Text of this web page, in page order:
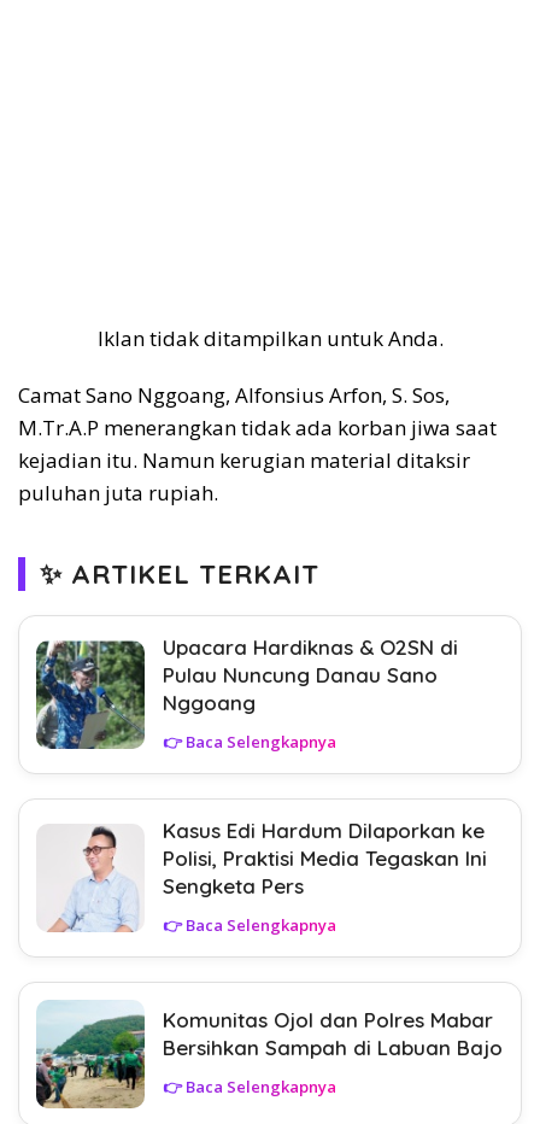
Iklan tidak ditampilkan untuk Anda.
Camat Sano Nggoang, Alfonsius Arfon, S. Sos,
M.Tr.A.P menerangkan tidak ada korban jiwa saat
kejadian itu. Namun kerugian material ditaksir
puluhan juta rupiah.
✨ ARTIKEL TERKAIT
Upacara Hardiknas & O2SN di
Pulau Nuncung Danau Sano
Nggoang
👉 Baca Selengkapnya
Kasus Edi Hardum Dilaporkan ke
Polisi, Praktisi Media Tegaskan Ini
Sengketa Pers
👉 Baca Selengkapnya
Komunitas Ojol dan Polres Mabar
Bersihkan Sampah di Labuan Bajo
👉 Baca Selengkapnya